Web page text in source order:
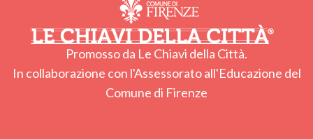
Promosso da Le Chiavi della Città.
In collaborazione con l'Assessorato all'Educazione del
Comune di Firenze